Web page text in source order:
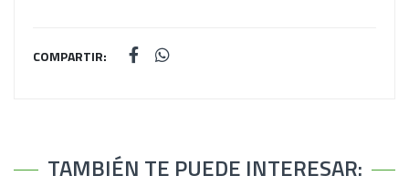
COMPARTIR:
TAMBIÉN TE PUEDE INTERESAR: